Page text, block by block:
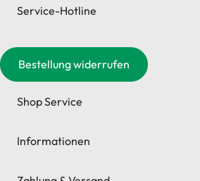
Service-Hotline
Bestellung widerrufen
Shop Service
Informationen